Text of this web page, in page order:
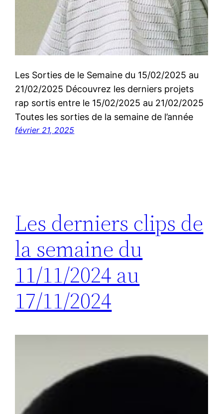
Les Sorties de le Semaine du 15/02/2025 au
21/02/2025 Découvrez les derniers projets
rap sortis entre le 15/02/2025 au 21/02/2025
Toutes les sorties de la semaine de l’année
février 21, 2025
Les derniers clips de
la semaine du
11/11/2024 au
17/11/2024